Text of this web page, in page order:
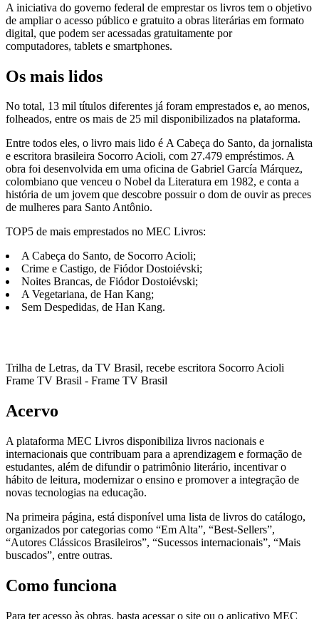
A iniciativa do governo federal de emprestar os livros tem o objetivo
de ampliar o acesso público e gratuito a obras literárias em formato
digital, que podem ser acessadas gratuitamente por
computadores, tablets e smartphones.
Os mais lidos
No total, 13 mil títulos diferentes já foram emprestados e, ao menos,
folheados, entre os mais de 25 mil disponibilizados na plataforma.
Entre todos eles, o livro mais lido é A Cabeça do Santo, da jornalista
e escritora brasileira Socorro Acioli, com 27.479 empréstimos. A
obra foi desenvolvida em uma oficina de Gabriel García Márquez,
colombiano que venceu o Nobel da Literatura em 1982, e conta a
história de um jovem que descobre possuir o dom de ouvir as preces
de mulheres para Santo Antônio.
TOP5 de mais emprestados no MEC Livros:
A Cabeça do Santo, de Socorro Acioli;
Crime e Castigo, de Fiódor Dostoiévski;
Noites Brancas, de Fiódor Dostoiévski;
A Vegetariana, de Han Kang;
Sem Despedidas, de Han Kang.
Trilha de Letras, da TV Brasil, recebe escritora Socorro Acioli
Frame TV Brasil - Frame TV Brasil
Acervo
A plataforma MEC Livros disponibiliza livros nacionais e
internacionais que contribuam para a aprendizagem e formação de
estudantes, além de difundir o patrimônio literário, incentivar o
hábito de leitura, modernizar o ensino e promover a integração de
novas tecnologias na educação.
Na primeira página, está disponível uma lista de livros do catálogo,
organizados por categorias como “Em Alta”, “Best-Sellers”,
“Autores Clássicos Brasileiros”, “Sucessos internacionais”, “Mais
buscados”, entre outras.
Como funciona
Para ter acesso às obras, basta acessar o site ou o aplicativo MEC